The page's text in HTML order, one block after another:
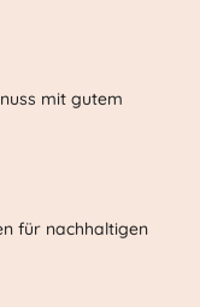
mit gutem
für nachhaltigen